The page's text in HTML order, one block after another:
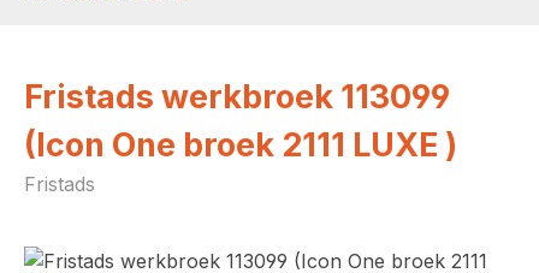
Fristads werkbroek 113099
(Icon One broek 2111 LUXE )
Fristads
Afbeeldingengalerij overslaan